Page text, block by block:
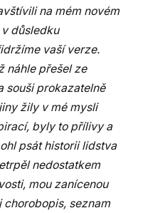
na mém novém
důsledku
vaší verze.
náhle přešel ze
souši prokazatelně
žily v mé mysli
byly to přílivy a
psát historii lidstva
nedostatkem
mou zanícenou
chorobopis, seznam